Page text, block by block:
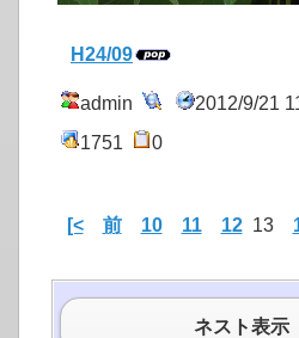
H24/09
admin
2012/9/21
1751
0
[< 前 10 11 1213
ネスト表示